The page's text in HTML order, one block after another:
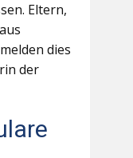
Eltern,
dies
der